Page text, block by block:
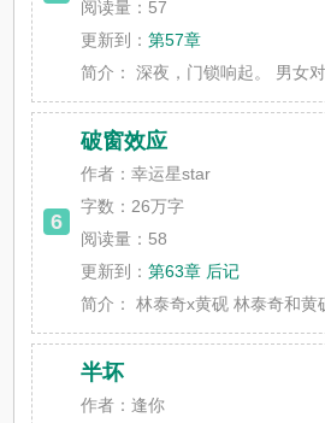
阅读量：57
更新到：第57章
简介：
深夜，门锁响起。 男女
6
破窗效应
作者：幸运星star
字数：26万字
阅读量：58
更新到：第63章 后记
简介：
林泰奇x黄砚 林泰奇和
半坏
作者：逢你